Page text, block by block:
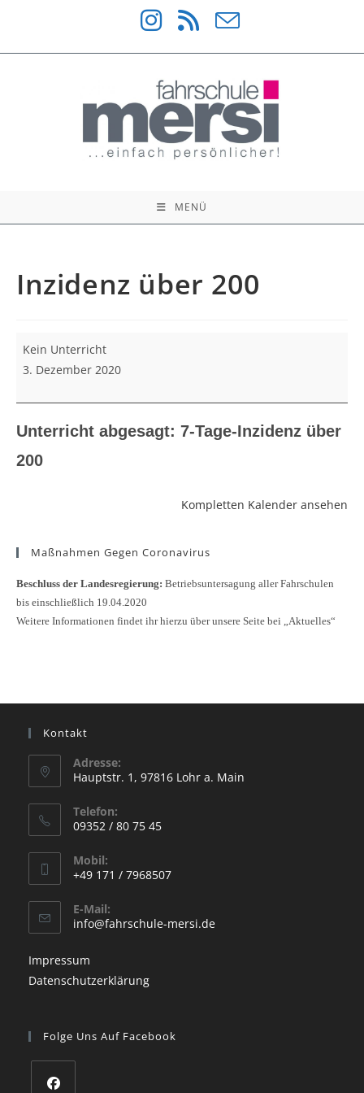
springen
MENÜ
Inzidenz über 200
Inzidenz
Kein Unterricht
3. Dezember 2020
Unterricht abgesagt: 7-Tage-Inzidenz über
200
Kompletten Kalender ansehen
Maßnahmen Gegen Coronavirus
Beschluss der Landesregierung: Betriebsuntersagung aller Fahrschulen
bis einschließlich 19.04.2020
Weitere Informationen findet ihr hierzu über unsere Seite bei „Aktuelles“
Kontakt
Adresse:
Hauptstr. 1, 97816 Lohr a. Main
in
a
new
tab
Telefon:
09352 / 80 75 45
in
your
application
Mobil:
+49 171 / 7968507
in
your
E-Mail:
info@fahrschule-mersi.deOpens
Impressum
Datenschutzerklärung
Folge Uns Auf Facebook